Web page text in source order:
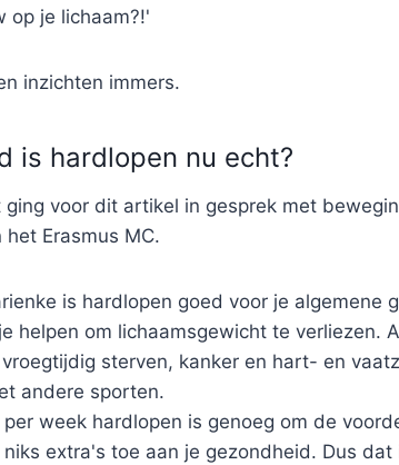
op je lichaam?!'
inzichten immers.
is hardlopen nu echt?
ging voor dit artikel in gesprek met
Erasmus MC.
is hardlopen goed voor je algemene
helpen om lichaamsgewicht te verliezen.
sterven, kanker en hart- en
andere sporten.
week hardlopen is genoeg om de
extra's toe aan je gezondheid. Dus